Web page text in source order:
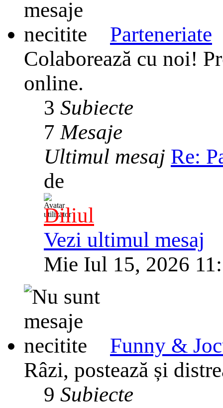
Parteneriate
Colaborează cu noi!
online.
3 Subiecte
7Mesaje
Ultimul mesaj Re:
de
Diliul
Vezi ultimul mesaj
Mie Iul 15, 2026
Funny &
Râzi, postează și
9 Subiecte